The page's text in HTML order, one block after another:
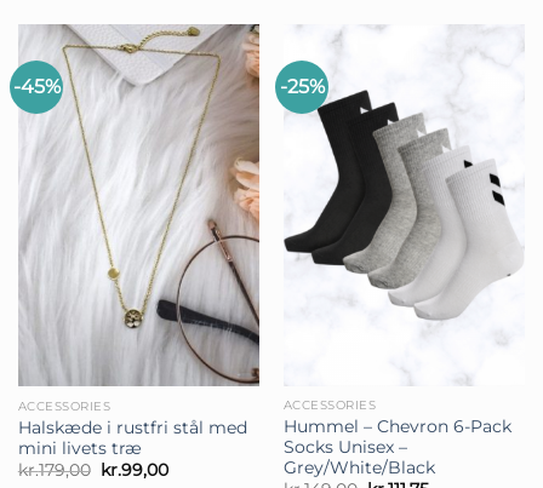
-45%
ACCESSORIES
Halskæde i rustfri stål med
mini livets træ
kr.179,00 Den
kr.99,00Den
-25%
ACCESSORIES
Hummel – Chevron 6-Pack
Socks Unisex –
Grey/White/Black